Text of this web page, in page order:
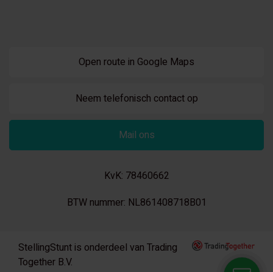
Open route in Google Maps
Neem telefonisch contact op
Mail ons
KvK: 78460662
BTW nummer: NL861408718B01
StellingStunt is onderdeel van Trading
Together B.V.